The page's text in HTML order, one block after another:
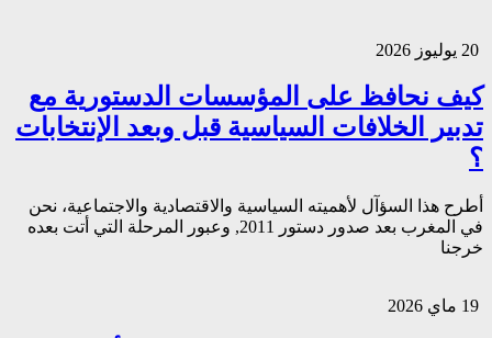
كيف نحافظ على المؤسسات الدستورية مع
تدبير الخلافات السياسية قبل وبعد الإنتخابات
؟
أطرح هذا السؤآل لأهميته السياسية والاقتصادية والاجتماعية، نحن
في المغرب بعد صدور دستور 2011, وعبور المرحلة التي أتت بعده
خرجنا